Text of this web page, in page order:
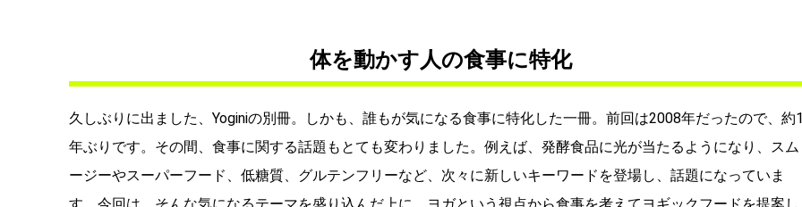
体を動かす人の食事に特化
久しぶりに出ました、Yoginiの別冊。しかも、誰もが気になる食事に特化した一冊。前回は2008年だったので、約
年ぶりです。その間、食事に関する話題もとても変わりました。例えば、発酵食品に光が当たるようになり、スム
ージーやスーパーフード、低糖質、グルテンフリーなど、次々に新しいキーワードを登場し、話題になっていま